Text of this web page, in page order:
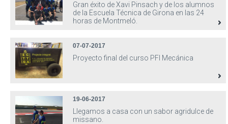
Gran éxito de Xavi Pinsach y de los alumnos
de la Escuela Técnica de Girona en las 24
horas de Montmeló.
07-07-2017
Proyecto final del curso PFI Mecánica
19-06-2017
Llegamos a casa con un sabor agridulce de
missano.